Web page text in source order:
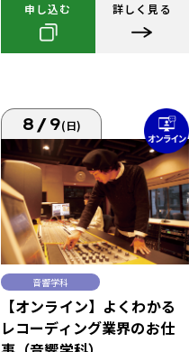
申し込む 詳しく見る
8/9(日)
音響学科
【オンライン】よくわかる
レコーディング業界のお仕